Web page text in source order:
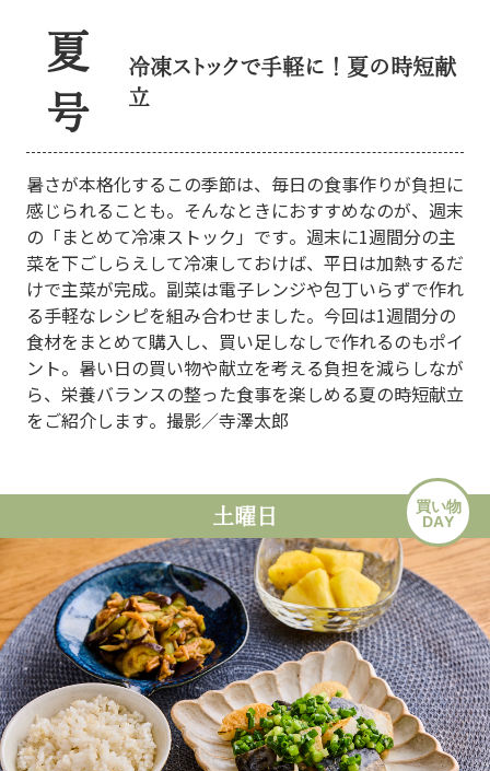
夏
号
冷凍ストックで手軽に！夏の時短献
立
暑さが本格化するこの季節は、毎日の食事作りが負担に
感じられることも。そんなときにおすすめなのが、週末
の「まとめて冷凍ストック」です。週末に1週間分の主
菜を下ごしらえして冷凍しておけば、平日は加熱するだ
けで主菜が完成。副菜は電子レンジや包丁いらずで作れ
る手軽なレシピを組み合わせました。今回は1週間分の
食材をまとめて購入し、買い足しなしで作れるのもポイ
ント。暑い日の買い物や献立を考える負担を減らしなが
ら、栄養バランスの整った食事を楽しめる夏の時短献立
をご紹介します。撮影／寺澤太郎
土曜日
買い物
DAY